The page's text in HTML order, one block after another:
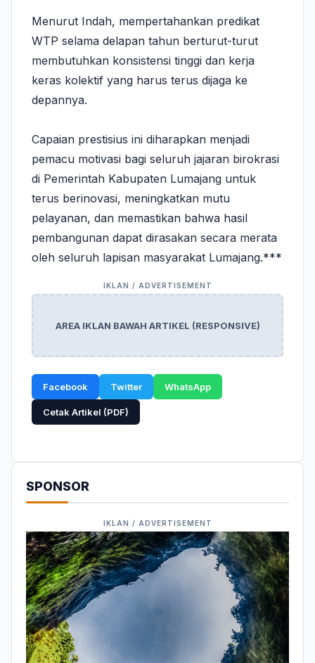
Menurut Indah, mempertahankan predikat
WTP selama delapan tahun berturut-turut
membutuhkan konsistensi tinggi dan kerja
keras kolektif yang harus terus dijaga ke
depannya.
Capaian prestisius ini diharapkan menjadi
pemacu motivasi bagi seluruh jajaran birokrasi
di Pemerintah Kabupaten Lumajang untuk
terus berinovasi, meningkatkan mutu
pelayanan, dan memastikan bahwa hasil
pembangunan dapat dirasakan secara merata
oleh seluruh lapisan masyarakat Lumajang.***
AREA IKLAN BAWAH ARTIKEL (RESPONSIVE)
Facebook Twitter WhatsApp
Cetak Artikel (PDF)
SPONSOR